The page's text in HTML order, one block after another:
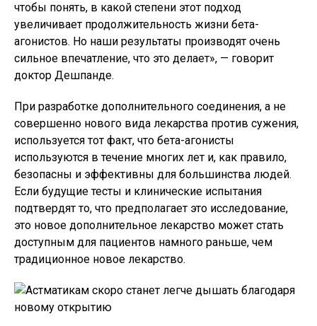
чтобы понять, в какой степени этот подход
увеличивает продолжительность жизни бета-
агонистов. Но наши результаты производят очень
сильное впечатление, что это делает», — говорит
доктор Дешпанде.
При разработке дополнительного соединения, а не
совершенно нового вида лекарства против сужения,
используется тот факт, что бета-агонисты
используются в течение многих лет и, как правило,
безопасны и эффективны для большинства людей.
Если будущие тесты и клинические испытания
подтвердят то, что предполагает это исследование,
это новое дополнительное лекарство может стать
доступным для пациентов намного раньше, чем
традиционное новое лекарство.